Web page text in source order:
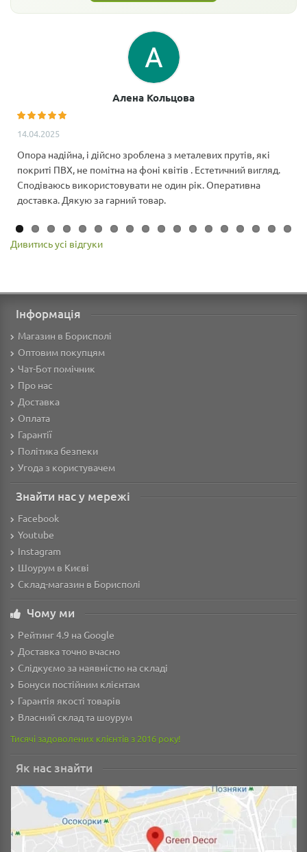
Алена Кольцова
14.04.2025
Опора надійна, і дійсно зроблена з металевих прутів, які
покриті ПВХ, не помітна на фоні квітів . Естетичний вигляд.
Сподіваюсь використовувати не один рік. Оперативна
доставка. Дякую за гарний товар.
Дивитись усі відгуки
Інформація
Магазин в Борисполі
Оптовим покупцям
Чат-Бот помічник
Про нас
Доставка
Оплата
Гарантії
Політика безпеки
Угода з користувачем
Знайти нас у мережі
Facebook
Youtube
Instagram
Шоурум в Києві
Склад-магазин в Борисполі
Чому ми
Рейтинг 4.9 на Google
Доставка точно вчасно
Слідкуємо за наявністю на складі
Бонуси постійним клієнтам
Гарантія якості товарів
Власний склад та шоурум
Тисячі задоволених клієнтів з 2016 року!
Як нас знайти